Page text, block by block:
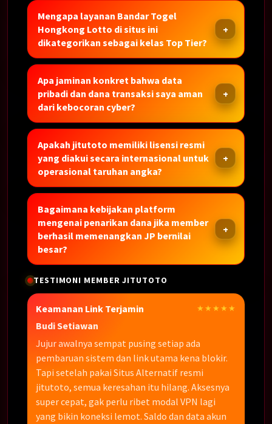
Mengapa layanan Bandar Togel
Hongkong Lotto di situs ini
dikategorikan sebagai kelas Top Tier?
Apa jaminan konkret bahwa data
pribadi dan dana transaksi saya aman
dari kebocoran cyber?
Apakah jitutoto memiliki lisensi resmi
yang diakui secara internasional untuk
operasional taruhan angka?
Bagaimana kebijakan platform
mengenai penarikan dana jika member
berhasil memenangkan JP bernilai
besar?
TESTIMONI MEMBER JITUTOTO
Keamanan Link Terjamin ★★★★★
Budi Setiawan
Jujur awalnya sempat pusing setiap ada
pembaruan sistem dan link utama kena blokir.
Tapi setelah pakai Situs Alternatif resmi
jitutoto, semua keresahan itu hilang. Aksesnya
super cepat, gak perlu ribet modal VPN lagi
yang bikin koneksi lemot. Saldo dan data akun